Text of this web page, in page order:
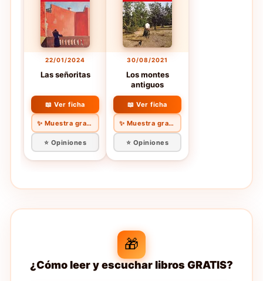
22/01/2024
Las señoritas
📖 Ver ficha
✨ Muestra gratis
⭐ Opiniones
30/08/2021
Los montes
antiguos
📖 Ver ficha
✨ Muestra gratis
⭐ Opiniones
🎁
¿Cómo leer y escuchar libros GRATIS?